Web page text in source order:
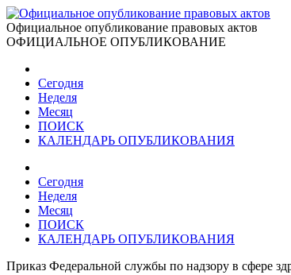
Официальное опубликование правовых актов
ОФИЦИАЛЬНОЕ ОПУБЛИКОВАНИЕ
Сегодня
Неделя
Месяц
ПОИСК
КАЛЕНДАРЬ ОПУБЛИКОВАНИЯ
Сегодня
Неделя
Месяц
ПОИСК
КАЛЕНДАРЬ ОПУБЛИКОВАНИЯ
Приказ Федеральной службы по надзору в сфере